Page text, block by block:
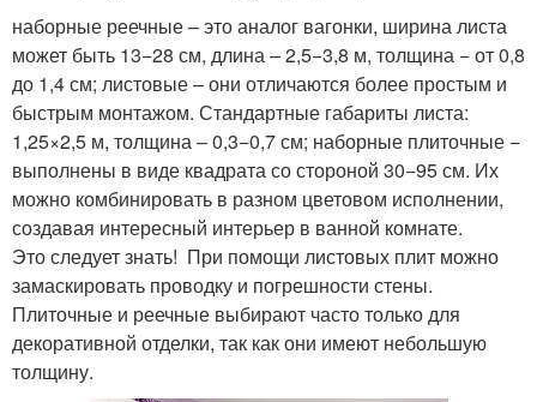
наборные реечные – это аналог вагонки, ширина листа
может быть 13−28 см, длина – 2,5−3,8 м, толщина − от 0,8
до 1,4 см; листовые – они отличаются более простым и
быстрым монтажом. Стандартные габариты листа:
1,25×2,5 м, толщина – 0,3−0,7 см; наборные плиточные −
выполнены в виде квадрата со стороной 30−95 см. Их
можно комбинировать в разном цветовом исполнении,
создавая интересный интерьер в ванной комнате.
Это следует знать! При помощи листовых плит можно
замаскировать проводку и погрешности стены.
Плиточные и реечные выбирают часто только для
декоративной отделки, так как они имеют небольшую
толщину.